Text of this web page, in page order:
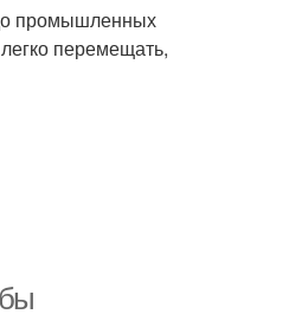
промышленных
перемещать,